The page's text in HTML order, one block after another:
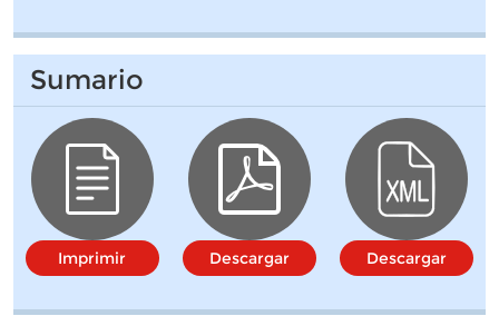
Sumario
Imprimir Descargar Descargar